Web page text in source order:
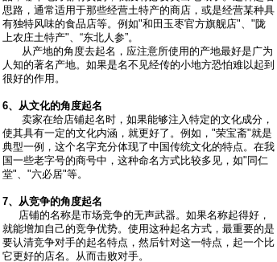
思路，通常适用于那些经营土特产的商店，或是经营某种具
有独特风味的食品店等。例如"和田玉枣官方旗舰店"、"陇
上农庄土特产"、“东北人参”。
从产地的角度去起名，应注意所使用的产地最好是广为
人知的著名产地。如果是名不见经传的小地方恐怕难以起到
很好的作用。
6、从文化的角度起名
卖家在给店铺起名时，如果能够注入特定的文化成分，
使其具有一定的文化内涵，就更好了。例如，"荣宝斋"就是
典型一例，这个名字充分体现了中国传统文化的特点。在我
国一些老字号的商号中，这种命名方式比较多见，如"同仁
堂"、"六必居"等。
7、从竞争的角度起名
店铺的名称是市场竞争的无声武器。如果名称起得好，
就能增加自己的竞争优势。使用这种起名方式，最重要的是
要认清竞争对手的起名特点，然后针对这一特点，起一个比
它更好的店名。从而击败对手。